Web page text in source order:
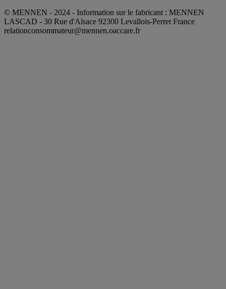
© MENNEN - 2024 - Information sur le fabricant : MENNEN
LASCAD - 30 Rue d'Alsace 92300 Levallois-Perret France
relationconsommateur@mennen.oaccare.fr